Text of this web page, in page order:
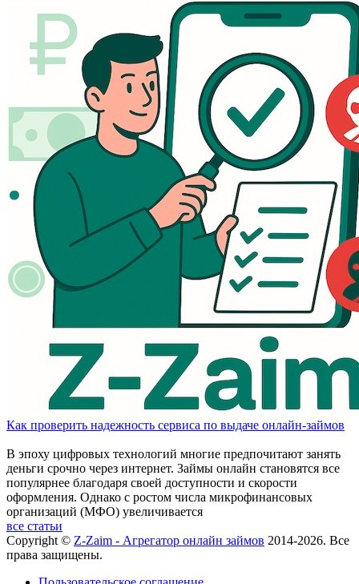
Как проверить надежность сервиса по выдаче онлайн-займов
В эпоху цифровых технологий многие предпочитают занять
деньги срочно через интернет. Займы онлайн становятся все
популярнее благодаря своей доступности и скорости
оформления. Однако с ростом числа микрофинансовых
организаций (МФО) увеличивается
все статьи
Copyright © Z-Zaim - Агрегатор онлайн займов 2014-2026. Все
права защищены.